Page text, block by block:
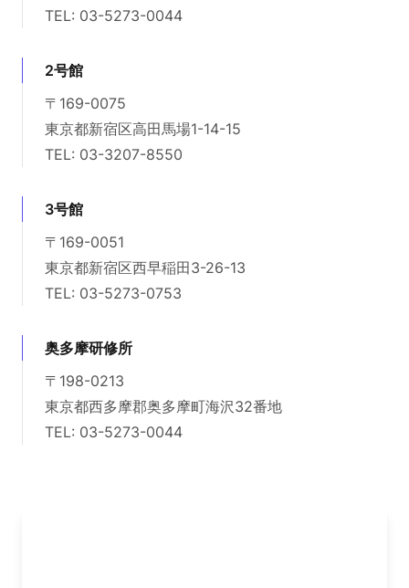
TEL: 03-5273-0044
2号館
〒169-0075
東京都新宿区高田馬場1-14-15
TEL: 03-3207-8550
3号館
〒169-0051
東京都新宿区西早稲田3-26-13
TEL: 03-5273-0753
奥多摩研修所
〒198-0213
東京都西多摩郡奥多摩町海沢32番地
TEL: 03-5273-0044